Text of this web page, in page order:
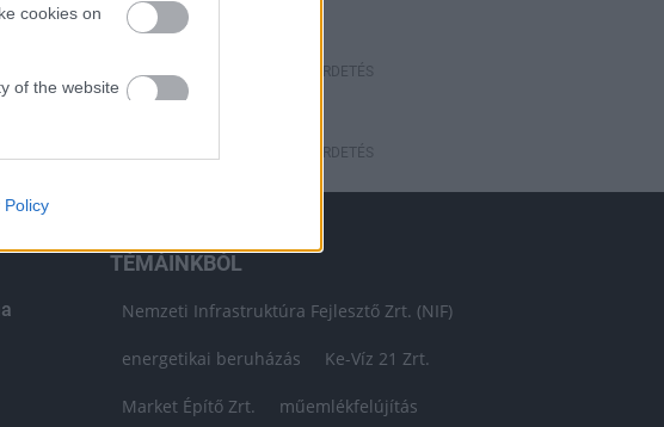
cookies on
of the website
Policy
HIRDETÉS
HIRDETÉS
TÉMÁINKBÓL
Nemzeti Infrastruktúra Fejlesztő Zrt. (NIF)
energetikai beruházás Ke-Víz 21 Zrt.
Market Építő Zrt. műemlékfelújítás